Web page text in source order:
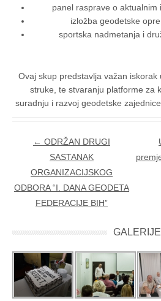
panel rasprave o aktualnim
izložba geodetske
sportska nadmetanja i
Ovaj skup predstavlja važan iskorak
struke, te stvaranju platforme za
suradnju i razvoj geodetske
Post navigation
← ODRŽAN DRUGI
SASTANAK
ORGANIZACIJSKOG
ODBORA “I. DANA GEODETA
FEDERACIJE BIH”
GALERIJE